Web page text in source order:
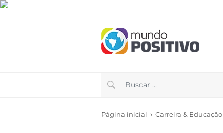
Página inicial › Carreira & Educação